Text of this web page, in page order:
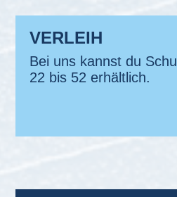
VERLEIH
Bei uns kannst du
22 bis 52 erhältlich.